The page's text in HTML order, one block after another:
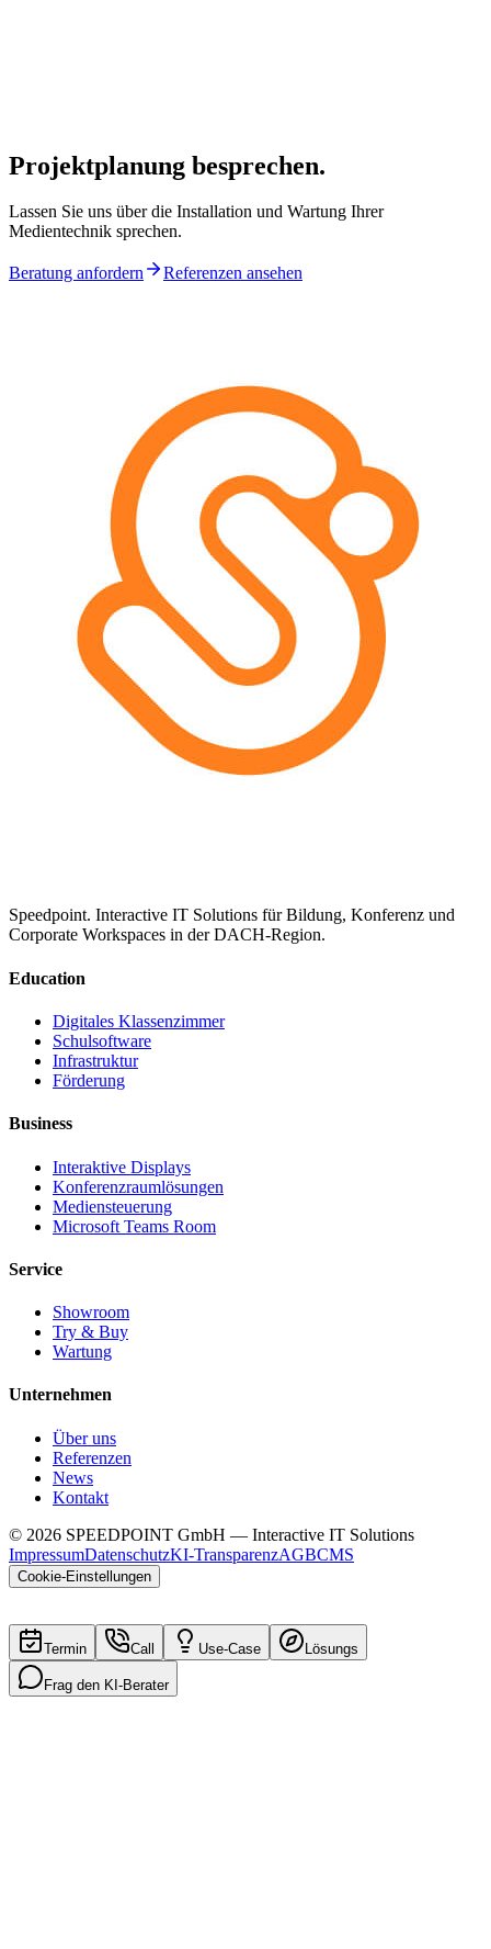
Projektplanung besprechen.
Lassen Sie uns über die Installation und Wartung Ihrer
Medientechnik sprechen.
Beratung anfordern Referenzen ansehen
Speedpoint. Interactive IT Solutions für Bildung, Konferenz und
Corporate Workspaces in der DACH-Region.
Education
Digitales Klassenzimmer
Schulsoftware
Infrastruktur
Förderung
Business
Interaktive Displays
Konferenzraumlösungen
Mediensteuerung
Microsoft Teams Room
Service
Showroom
Try & Buy
Wartung
Unternehmen
Über uns
Referenzen
News
Kontakt
© 2026 SPEEDPOINT GmbH — Interactive IT Solutions
ImpressumDatenschutzKI-TransparenzAGBCMS
Cookie-Einstellungen
Termin Call Use-Case Lösungs
Frag den KI-Berater